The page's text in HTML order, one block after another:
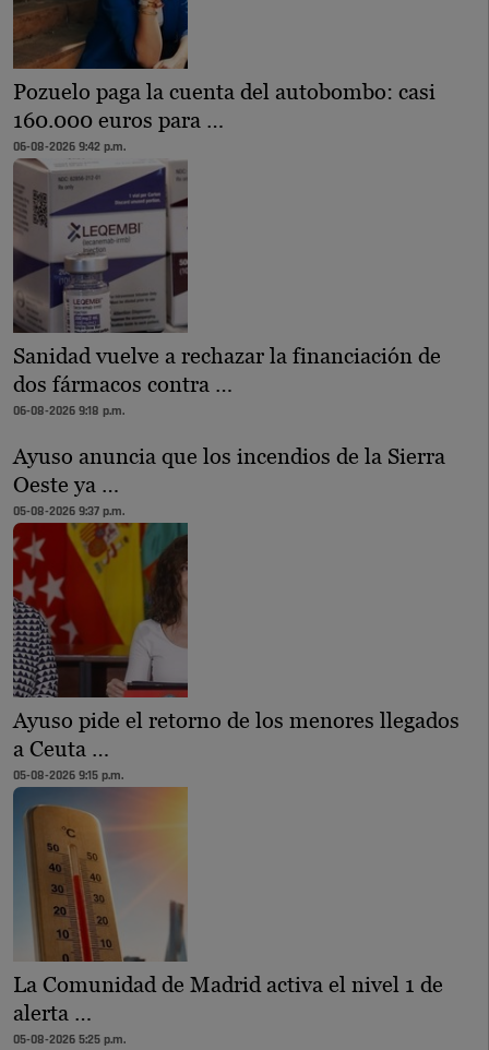
Pozuelo paga la cuenta del autobombo: casi
160.000 euros para …
06-08-2026 9:42 p.m.
Sanidad vuelve a rechazar la financiación de
dos fármacos contra …
06-08-2026 9:18 p.m.
Ayuso anuncia que los incendios de la Sierra
Oeste ya …
05-08-2026 9:37 p.m.
Ayuso pide el retorno de los menores llegados
a Ceuta …
05-08-2026 9:15 p.m.
La Comunidad de Madrid activa el nivel 1 de
alerta …
05-08-2026 5:25 p.m.